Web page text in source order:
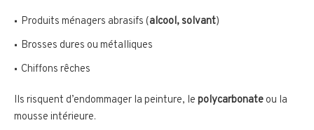
Produits ménagers abrasifs (alcool, solvant)
Brosses dures ou métalliques
Chiffons rêches
Ils risquent d’endommager la peinture, le polycarbonate ou la
mousse intérieure.